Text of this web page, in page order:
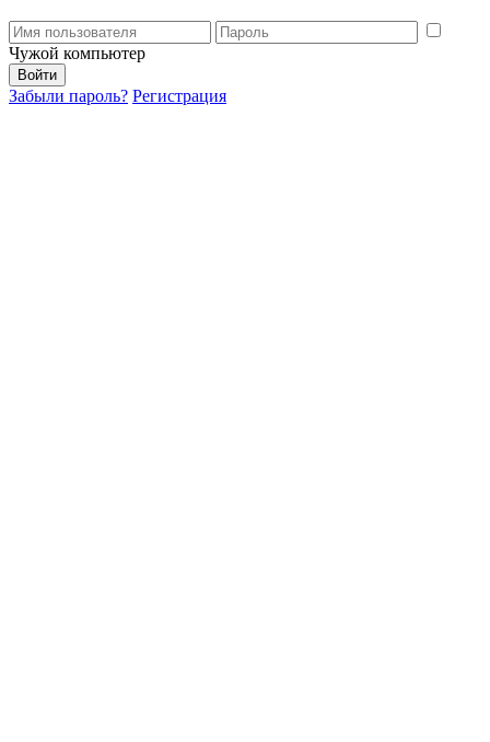
Чужой компьютер
Забыли пароль? Регистрация